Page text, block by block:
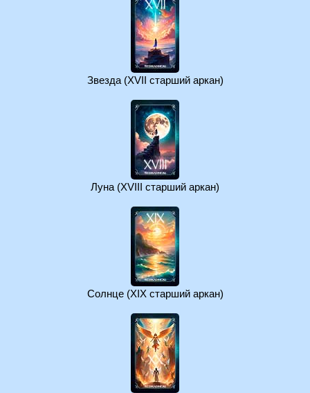
Звезда (XVII старший аркан)
Луна (XVIII старший аркан)
Солнце (XIX старший аркан)